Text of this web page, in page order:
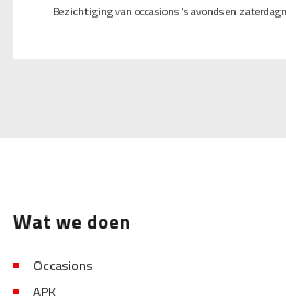
Bezichtiging van occasions 's avonds en
Wat we doen
Occasions
APK